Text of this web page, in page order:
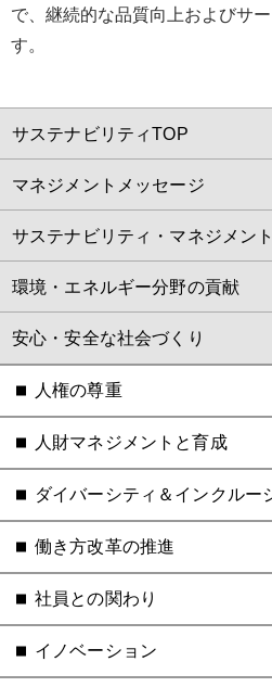
で、継続的な品質向上およびサ
す。
サステナビリティTOP
マネジメントメッセージ
サステナビリティ・マネジメント
環境・エネルギー分野の貢献
安心・安全な社会づくり
人権の尊重
人財マネジメントと育成
ダイバーシティ＆インクルー
働き方改革の推進
社員との関わり
イノベーション